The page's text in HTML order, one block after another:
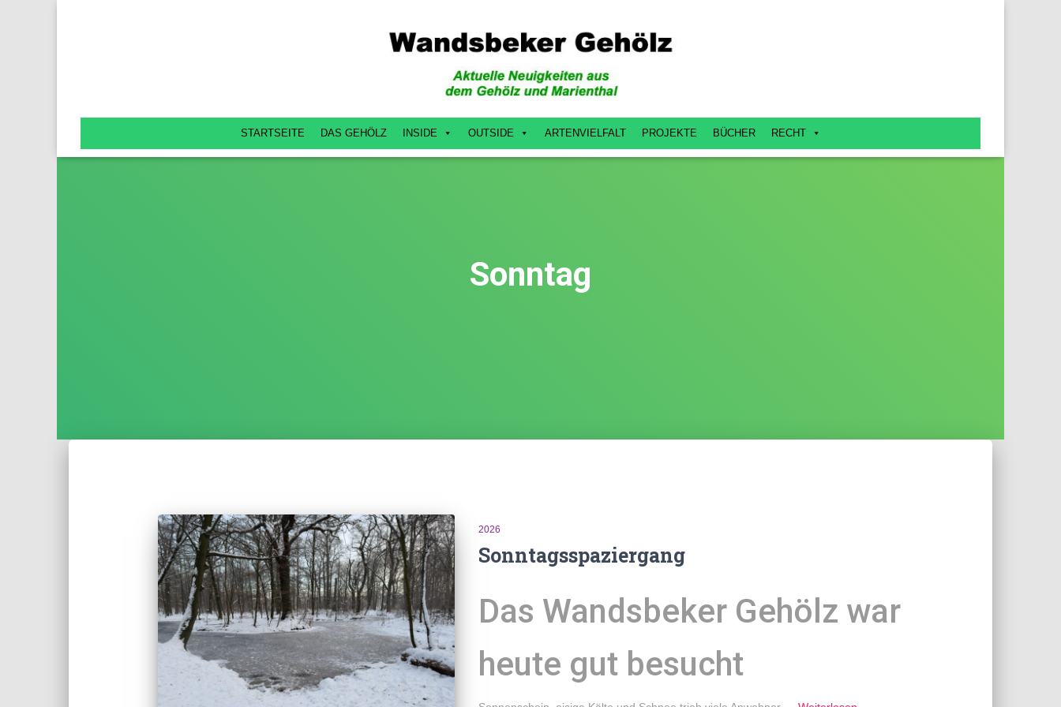
STARTSEITE DAS GEHÖLZ INSIDE OUTSIDE ARTENVIELFALT PROJEKTE BÜCHER RECHT
Sonntag
2026
Sonntagsspaziergang
Das Wandsbeker Gehölz war
heute gut besucht